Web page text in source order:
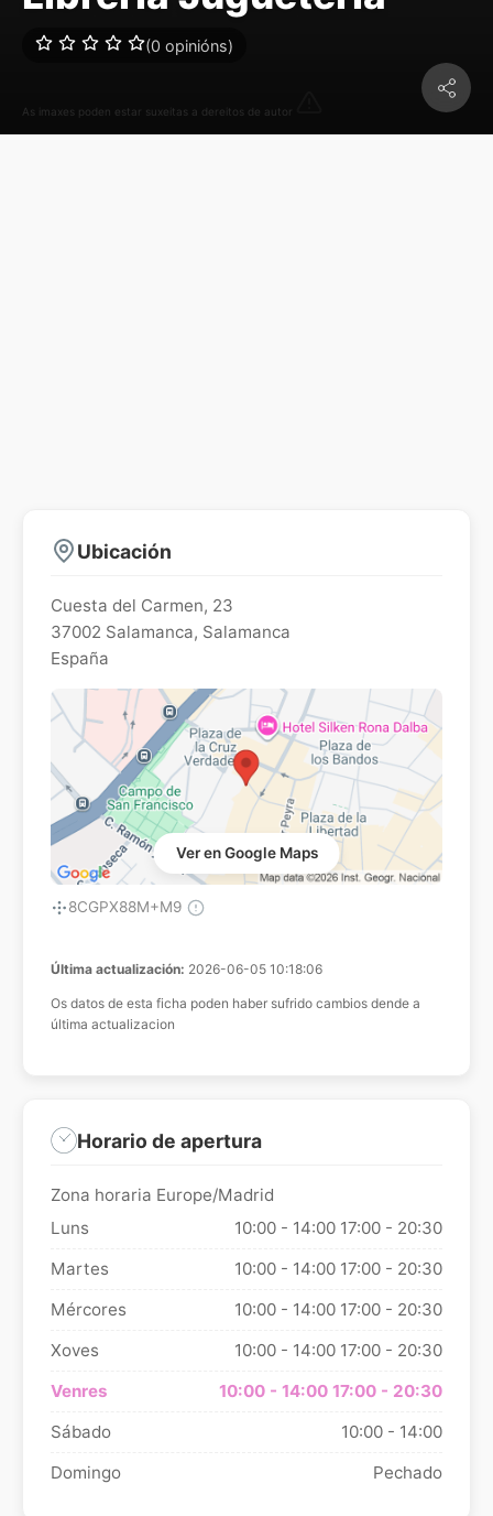
As imaxes poden estar suxeitas a dereitos de autor
(0 opinións)
Ubicación
Cuesta del Carmen, 23
37002 Salamanca, Salamanca
España
Ver en Google Maps
8CGPX88M+M9
Última actualización: 2026-06-05 10:18:06
Os datos de esta ficha poden haber sufrido cambios dende a
última actualizacion
Horario de apertura
Zona horaria Europe/Madrid
Luns
10:00 - 14:00 17:00 - 20:30
Martes
10:00 - 14:00 17:00 - 20:30
Mércores
10:00 - 14:00 17:00 - 20:30
Xoves
10:00 - 14:00 17:00 - 20:30
Venres
10:00 - 14:00 17:00 - 20:30
Sábado
10:00 - 14:00
Domingo
Pechado